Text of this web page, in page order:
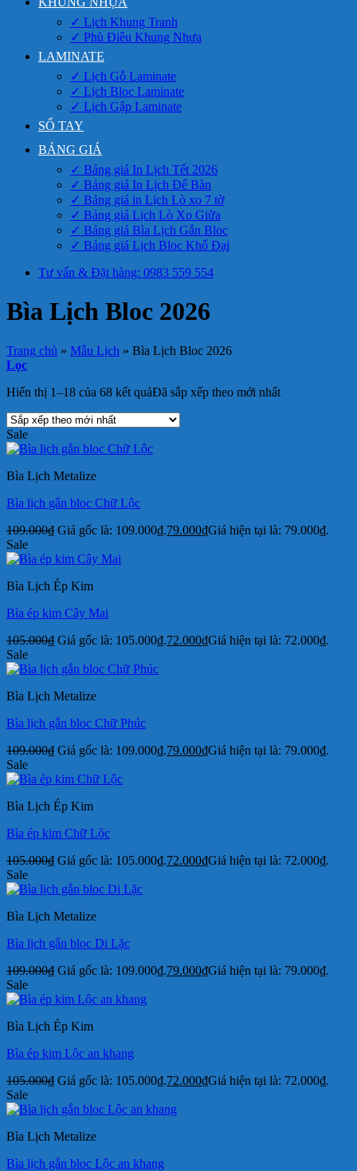
✓ Lịch Khung Tranh
✓ Phù Điêu Khung Nhựa
LAMINATE
✓ Lịch Gỗ Laminate
✓ Lịch Bloc Laminate
✓ Lịch Gập Laminate
SỔ TAY
BẢNG GIÁ
✓ Bảng giá In Lịch Tết 2026
✓ Bảng giá In Lịch Để Bàn
✓ Bảng giá in Lịch Lò xo 7 tờ
✓ Bảng giá Lịch Lò Xo Giữa
✓ Bảng giá Bìa Lịch Gắn Bloc
✓ Bảng giá Lịch Bloc Khổ Đại
Tư vấn & Đặt hàng: 0983 559 554
Bìa Lịch Bloc 2026
Trang chủ » Mẫu Lịch » Bìa Lịch Bloc 2026
Lọc
Hiển thị 1–18 của 68 kết quảĐã sắp xếp theo mới nhất
Sale
Bìa Lịch Metalize
Bìa lịch gắn bloc Chữ Lộc
109.000₫ Giá gốc là: 109.000₫.79.000₫Giá hiện tại là: 79.000₫.
Sale
Bìa Lịch Ép Kim
Bìa ép kim Cây Mai
105.000₫ Giá gốc là: 105.000₫.72.000₫Giá hiện tại là: 72.000₫.
Sale
Bìa Lịch Metalize
Bìa lịch gắn bloc Chữ Phúc
109.000₫ Giá gốc là: 109.000₫.79.000₫Giá hiện tại là: 79.000₫.
Sale
Bìa Lịch Ép Kim
Bìa ép kim Chữ Lộc
105.000₫ Giá gốc là: 105.000₫.72.000₫Giá hiện tại là: 72.000₫.
Sale
Bìa Lịch Metalize
Bìa lịch gắn bloc Di Lặc
109.000₫ Giá gốc là: 109.000₫.79.000₫Giá hiện tại là: 79.000₫.
Sale
Bìa Lịch Ép Kim
Bìa ép kim Lộc an khang
105.000₫ Giá gốc là: 105.000₫.72.000₫Giá hiện tại là: 72.000₫.
Sale
Bìa Lịch Metalize
Bìa lịch gắn bloc Lộc an khang